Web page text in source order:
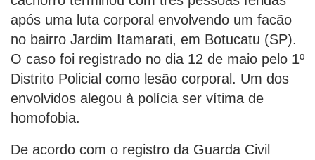
após uma luta corporal envolvendo um facão
no bairro Jardim Itamarati, em Botucatu (SP).
O caso foi registrado no dia 12 de maio pelo 1º
Distrito Policial como lesão corporal. Um dos
envolvidos alegou à polícia ser vítima de
homofobia.
De acordo com o registro da Guarda Civil